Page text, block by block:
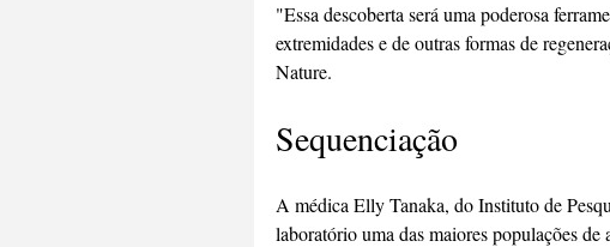
"Essa descoberta será uma poderosa
extremidades e de outras formas de
Nature.
Sequenciação
A médica Elly Tanaka, do Instituto de
laboratório uma das maiores populações de